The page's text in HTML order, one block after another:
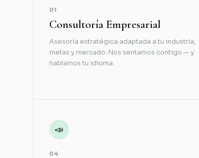
01
Consultoría Empresarial
Asesoría estratégica adaptada a tu industria,
metas y mercado. Nos sentamos contigo — y
hablamos tu idioma.
📣
04